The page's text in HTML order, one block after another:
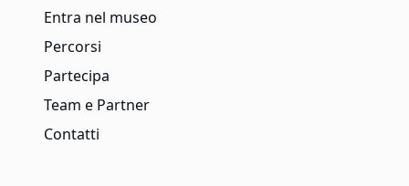
Entra nel museo
Percorsi
Partecipa
Team e Partner
Contatti